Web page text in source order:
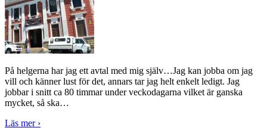
På helgerna har jag ett avtal med mig själv…Jag kan jobba om jag
vill och känner lust för det, annars tar jag helt enkelt ledigt. Jag
jobbar i snitt ca 80 timmar under veckodagarna vilket är ganska
mycket, så ska…
Läs mer ›